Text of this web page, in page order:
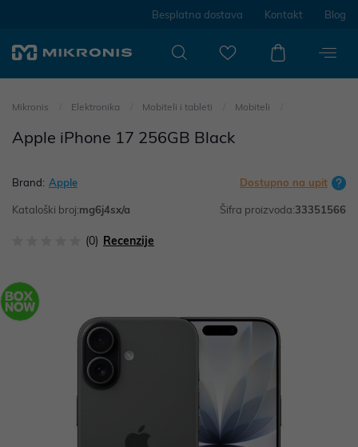
Besplatna dostava Kontakt Blog
Mikronis Elektronika Mobiteli i tableti Mobiteli
Apple iPhone 17 256GB Black
Brand: Apple Dostupno na upit
Kataloški broj:mg6j4sx/a Šifra proizvoda:33351566
(0) Recenzije